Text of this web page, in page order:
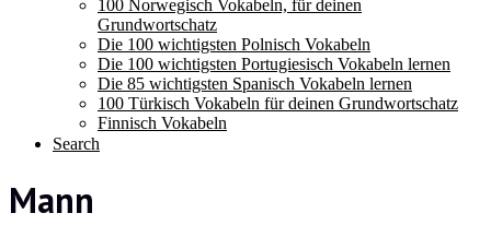
100 Norwegisch Vokabeln, für deinen
Grundwortschatz
Die 100 wichtigsten Polnisch Vokabeln
Die 100 wichtigsten Portugiesisch Vokabeln lernen
Die 85 wichtigsten Spanisch Vokabeln lernen
100 Türkisch Vokabeln für deinen Grundwortschatz
Finnisch Vokabeln
Search
Mann